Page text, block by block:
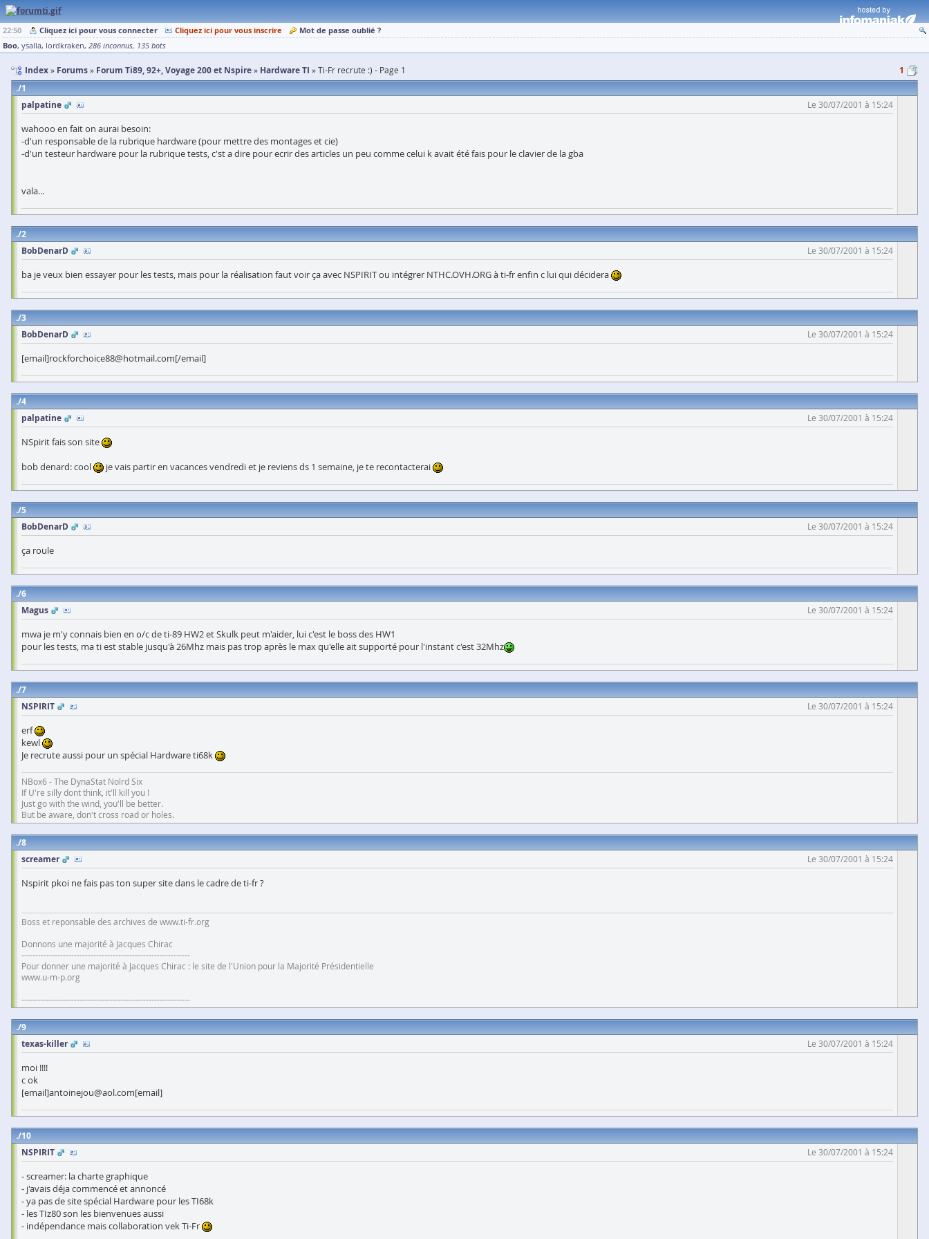
22:50 Cliquez ici pour vous connecter Cliquez ici pour vous inscrire
Mot de passe oublié ?
Boo ysalla lordkraken 286 inconnus 135 bots
Index Forums Forum Ti89, 92+, Voyage 200 et Nspire Hardware TI Ti-Fr recrute :) - Page 1
1
1
palpatine
Le 30/07/2001 à 15:24
wahooo en fait on aurai besoin:
-d'un responsable de la rubrique hardware (pour mettre des montages et cie)
-d'un testeur hardware pour la rubrique tests, c'st a dire pour ecrir des articles un peu comme celui k avait été fais pour le clavier de la gba
vala...
2
BobDenarD
Le 30/07/2001 à 15:24
ba je veux bien essayer pour les tests, mais pour la réalisation faut voir ça avec NSPIRIT ou intégrer NTHC.OVH.ORG à ti-fr enfin c lui qui décidera
3
BobDenarD
Le 30/07/2001 à 15:24
[email]rockforchoice88@hotmail.com[/email]
4
palpatine
Le 30/07/2001 à 15:24
NSpirit fais son site
bob denard: cool
je vais partir en vacances vendredi et je reviens ds 1 semaine, je te recontacterai
5
BobDenarD
Le 30/07/2001 à 15:24
ça roule
6
Magus
Le 30/07/2001 à 15:24
mwa je m'y connais bien en o/c de ti-89 HW2 et Skulk peut m'aider, lui c'est le boss des HW1
pour les tests, ma ti est stable jusqu'à 26Mhz mais pas trop après le max qu'elle ait supporté pour l'instant c'est 32Mhz
7
NSPIRIT
Le 30/07/2001 à 15:24
erf
kewl
Je recrute aussi pour un spécial Hardware ti68k
NBox6 - The DynaStat Nolrd Six
If U're silly dont think, it'll kill you !
Just go with the wind, you'll be better.
But be aware, don't cross road or holes.
8
screamer
Le 30/07/2001 à 15:24
Nspirit pkoi ne fais pas ton super site dans le cadre de ti-fr ?
Boss et reponsable des archives de www.ti-fr.org
Donnons une majorité à Jacques Chirac
-------------------------------------------------------------
Pour donner une majorité à Jacques Chirac : le site de l'Union pour la Majorité Présidentielle
www.u-m-p.org
-------------------------------------------------------------
9
texas-killer
Le 30/07/2001 à 15:24
moi !!!!
c ok
[email]antoinejou@aol.com[email]
10
NSPIRIT
Le 30/07/2001 à 15:24
- screamer: la charte graphique
- j'avais déja commencé et annoncé
- ya pas de site spécial Hardware pour les TI68k
- les TIz80 son les bienvenues aussi
- indépendance mais collaboration vek Ti-Fr